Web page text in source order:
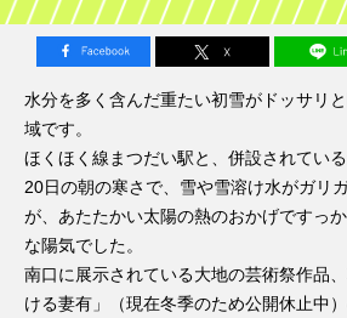
水分を多く含んだ重たい初雪がドッサリ
域です。
ほくほく線まつだい駅と、併設されてい
20日の朝の寒さで、雪や雪溶け水がガリ
が、あたたかい太陽の熱のおかげですっ
な陽気でした。
南口に展示されている大地の芸術祭作品
ける妻有」（現在冬季のため公開休止中